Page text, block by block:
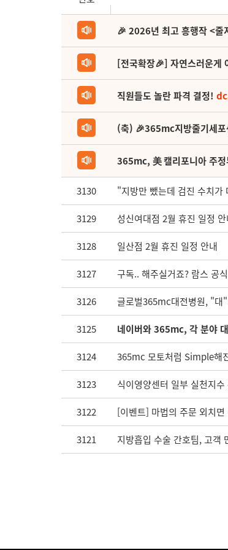
🎉 2026년 최고 흥행작 <줄
[전국확장🎉] 자연스러운게
직원들도 놀란 파격 결정!
(축) 🎉365mc지방줄기세포
365mc, 美 캘리포니아 주정
3130 "지방만 뺐는데 검진 수치
3129 성신여대점 2월 휴진 일정 안
3128 일산점 2월 휴진 일정 안내
3127 구독.. 해주실거죠? 람스 공
3126 글로벌365mc대전병원, "대
3125 네이버와 365mc, 각 분야
3124 365mc 모토처럼 Simple해
3123 식이영양센터 일부 실천지
3122 [이벤트] 마법의 주문 외치
3121 지방흡입 수술 간호팀, 고객